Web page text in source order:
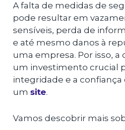
A falta de medidas de
pode resultar em
sensíveis, perda de
e até mesmo danos à
uma empresa. Por isso, a
um investimento crucial
integridade e a confiança
um site.
Vamos descobrir mais